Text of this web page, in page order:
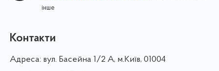
інше
Контакти
Адреса: вул. Басейна 1/⁠2 А, м.Київ, 01004